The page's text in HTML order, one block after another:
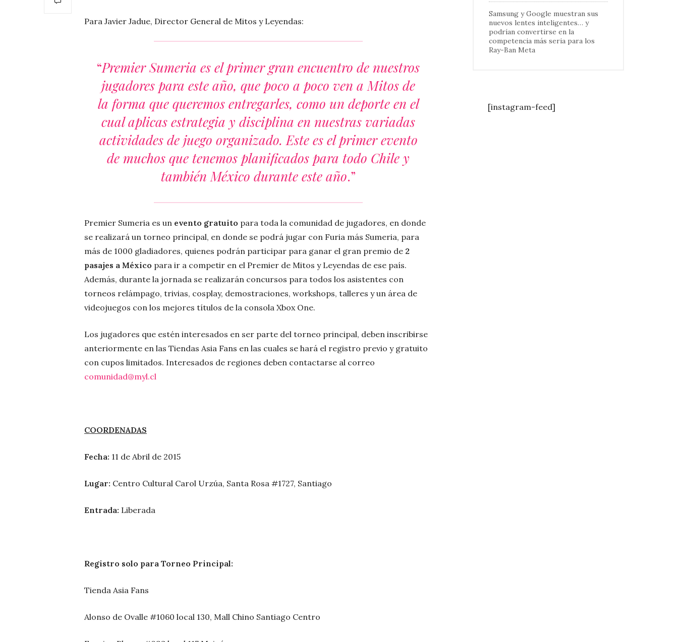
Para Javier Jadue, Director General de Mitos y Leyendas:
“Premier Sumeria es el primer gran encuentro de nuestros
jugadores para este año, que poco a poco ven a Mitos de
la forma que queremos entregarles, como un deporte en el
cual aplicas estrategia y disciplina en nuestras variadas
actividades de juego organizado. Este es el primer evento
de muchos que tenemos planificados para todo Chile y
también México durante este año.”
Premier Sumeria es un evento gratuito para toda la comunidad de jugadores, en donde
se realizará un torneo principal, en donde se podrá jugar con Furia más Sumeria, para
más de 1000 gladiadores, quienes podrán participar para ganar el gran premio de 2
pasajes a México para ir a competir en el Premier de Mitos y Leyendas de ese país.
Además, durante la jornada se realizarán concursos para todos los asistentes con
torneos relámpago, trivias, cosplay, demostraciones, workshops, talleres y un área de
videojuegos con los mejores títulos de la consola Xbox One.
Los jugadores que estén interesados en ser parte del torneo principal, deben inscribirse
anteriormente en las Tiendas Asia Fans en las cuales se hará el registro previo y gratuito
con cupos limitados. Interesados de regiones deben contactarse al correo
comunidad@myl.cl
COORDENADAS
Fecha: 11 de Abril de 2015
Lugar: Centro Cultural Carol Urzúa, Santa Rosa #1727, Santiago
Entrada: Liberada
Registro solo para Torneo Principal:
Tienda Asia Fans
Alonso de Ovalle #1060 local 130, Mall Chino Santiago Centro
Samsung y Google muestran sus
nuevos lentes inteligentes… y
podrían convertirse en la
competencia más seria para los
Ray-Ban Meta
[instagram-feed]